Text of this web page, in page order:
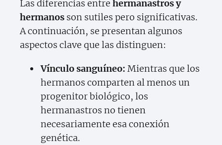
Las diferencias entre hermanastros y
hermanos son sutiles pero significativas.
A continuación, se presentan algunos
aspectos clave que las distinguen:
Vínculo sanguíneo: Mientras que los
hermanos comparten al menos un
progenitor biológico, los
hermanastros no tienen
necesariamente esa conexión
genética.